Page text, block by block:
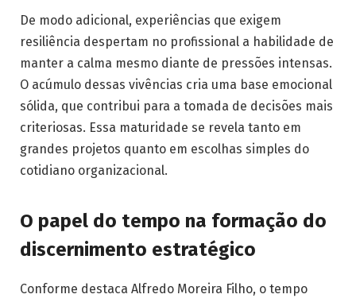
De modo adicional, experiências que exigem
resiliência despertam no profissional a habilidade de
manter a calma mesmo diante de pressões intensas.
O acúmulo dessas vivências cria uma base emocional
sólida, que contribui para a tomada de decisões mais
criteriosas. Essa maturidade se revela tanto em
grandes projetos quanto em escolhas simples do
cotidiano organizacional.
O papel do tempo na formação do
discernimento estratégico
Conforme destaca Alfredo Moreira Filho, o tempo